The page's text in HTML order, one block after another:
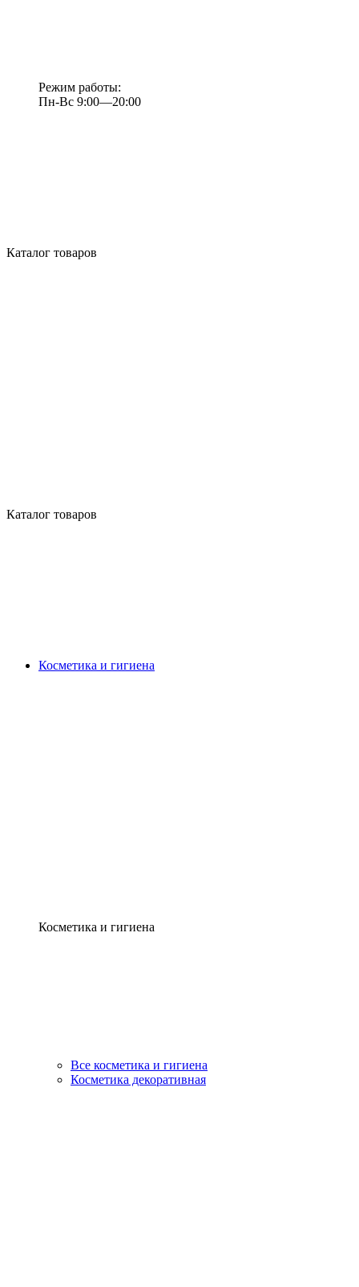
Режим работы:
Пн-Вс 9:00—20:00
Каталог товаров
Каталог товаров
Косметика и гигиена
Косметика и гигиена
Все косметика и гигиена
Косметика декоративная